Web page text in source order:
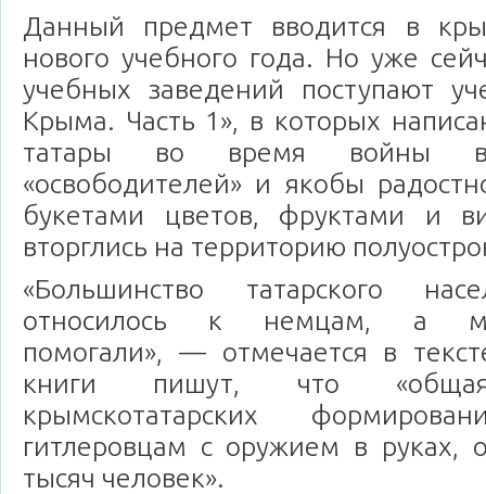
Данный предмет вводится в
нового учебного года. Но уже
учебных заведений поступают
Крыма. Часть 1», в которых
татары во время войны
«освободителей» и якобы
букетами цветов, фруктами и
вторглись на территорию
«Большинство татарского
относилось к немцам, а
помогали», — отмечается в
книги пишут, что «общая
крымскотатарских
гитлеровцам с оружием в руках,
тысяч человек».